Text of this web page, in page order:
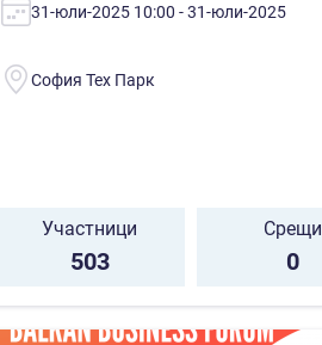
31-юли-2025 10:00 - 31-юли-2025
София Тех Парк
Участници
503
Срещи
0